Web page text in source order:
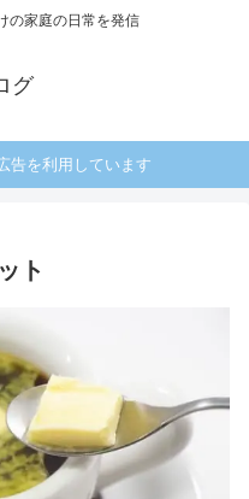
の家庭の日常を発信
グ
告を利用しています
ト